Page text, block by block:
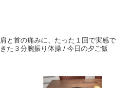
肩と首の痛みに、たった１回で実感で
きた３分腕振り体操 / 今日の夕ご飯